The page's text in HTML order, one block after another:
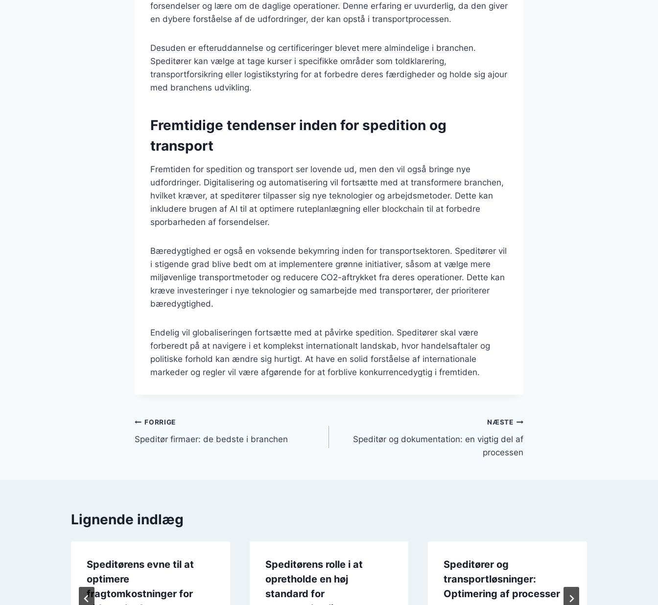
forsendelser og lære om de daglige operationer. Denne erfaring er uvurderlig, da den giver
en dybere forståelse af de udfordringer, der kan opstå i transportprocessen.
Desuden er efteruddannelse og certificeringer blevet mere almindelige i branchen.
Speditører kan vælge at tage kurser i specifikke områder som toldklarering,
transportforsikring eller logistikstyring for at forbedre deres færdigheder og holde sig ajour
med branchens udvikling.
Fremtidige tendenser inden for spedition og
transport
Fremtiden for spedition og transport ser lovende ud, men den vil også bringe nye
udfordringer. Digitalisering og automatisering vil fortsætte med at transformere branchen,
hvilket kræver, at speditører tilpasser sig nye teknologier og arbejdsmetoder. Dette kan
inkludere brugen af AI til at optimere ruteplanlægning eller blockchain til at forbedre
sporbarheden af forsendelser.
Bæredygtighed er også en voksende bekymring inden for transportsektoren. Speditører vil
i stigende grad blive bedt om at implementere grønne initiativer, såsom at vælge mere
miljøvenlige transportmetoder og reducere CO2-aftrykket fra deres operationer. Dette kan
kræve investeringer i nye teknologier og samarbejde med transportører, der prioriterer
bæredygtighed.
Endelig vil globaliseringen fortsætte med at påvirke spedition. Speditører skal være
forberedt på at navigere i et komplekst internationalt landskab, hvor handelsaftaler og
politiske forhold kan ændre sig hurtigt. At have en solid forståelse af internationale
markeder og regler vil være afgørende for at forblive konkurrencedygtig i fremtiden.
Indlægsnavigation
FORRIGE
Speditør firmaer: de bedste i branchen
NÆSTE
Speditør og dokumentation: en vigtig del af
processen
Lignende indlæg
Speditørens evne til at
optimere
fragtomkostninger for
Speditørens rolle i at
opretholde en høj
standard for
Speditører og
transportløsninger:
Optimering af processer